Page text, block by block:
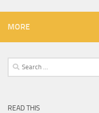
MORE
Search
for:
READ THIS